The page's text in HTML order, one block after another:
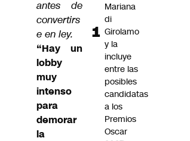
antes de
convertirs
e en ley.
“Hay un
lobby
muy
intenso
para
demorar
la
Mariana
di
Girolamo
y la
incluye
entre las
posibles
candidatas
a los
Premios
Oscar